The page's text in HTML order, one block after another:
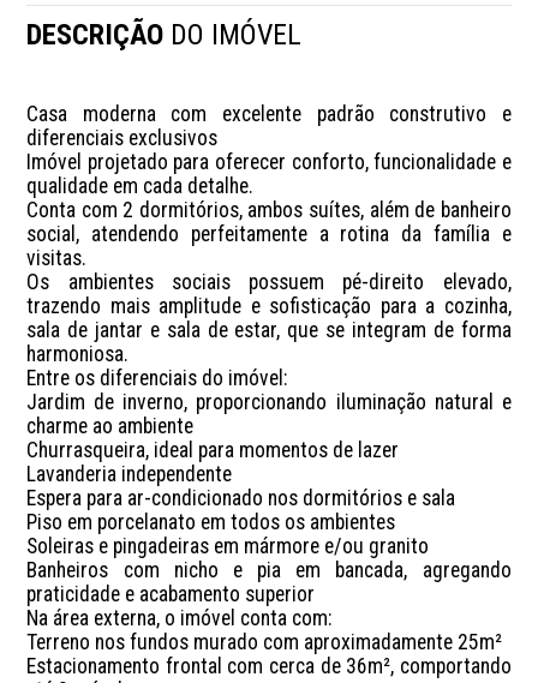
DESCRIÇÃO DO IMÓVEL
Casa moderna com excelente padrão construtivo e
diferenciais exclusivos
Imóvel projetado para oferecer conforto, funcionalidade e
qualidade em cada detalhe.
Conta com 2 dormitórios, ambos suítes, além de banheiro
social, atendendo perfeitamente a rotina da família e
visitas.
Os ambientes sociais possuem pé-direito elevado,
trazendo mais amplitude e sofisticação para a cozinha,
sala de jantar e sala de estar, que se integram de forma
harmoniosa.
Entre os diferenciais do imóvel:
Jardim de inverno, proporcionando iluminação natural e
charme ao ambiente
Churrasqueira, ideal para momentos de lazer
Lavanderia independente
Espera para ar-condicionado nos dormitórios e sala
Piso em porcelanato em todos os ambientes
Soleiras e pingadeiras em mármore e/ou granito
Banheiros com nicho e pia em bancada, agregando
praticidade e acabamento superior
Na área externa, o imóvel conta com:
Terreno nos fundos murado com aproximadamente 25m²
Estacionamento frontal com cerca de 36m², comportando